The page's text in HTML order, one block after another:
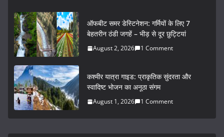
o
k
ऑफबीट समर डेस्टिनेशन: गर्मियों के लिए 7
बेहतरीन ठंडी जगहें – भीड़ से दूर छुट्टियां
August 2, 2026 1 Comment
कश्मीर यात्रा गाइड: प्राकृतिक सुंदरता और
स्वादिष्ट भोजन का अनूठा संगम
August 1, 2026 1 Comment